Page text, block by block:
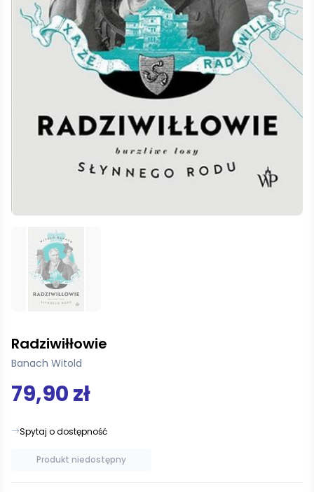
Radziwiłłowie
Banach Witold
79,90 zł
Spytaj o dostępność
Produkt niedostępny